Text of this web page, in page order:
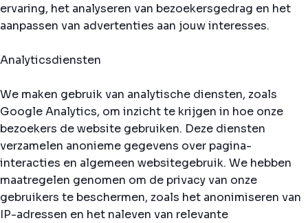
ervaring, het analyseren van bezoekersgedrag en het
aanpassen van advertenties aan jouw interesses.
Analyticsdiensten
We maken gebruik van analytische diensten, zoals
Google Analytics, om inzicht te krijgen in hoe onze
bezoekers de website gebruiken. Deze diensten
verzamelen anonieme gegevens over pagina-
interacties en algemeen websitegebruik. We hebben
maatregelen genomen om de privacy van onze
gebruikers te beschermen, zoals het anonimiseren van
IP-adressen en het naleven van relevante